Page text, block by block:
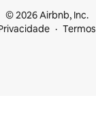
© 2026 Airbnb, Inc.
Termos